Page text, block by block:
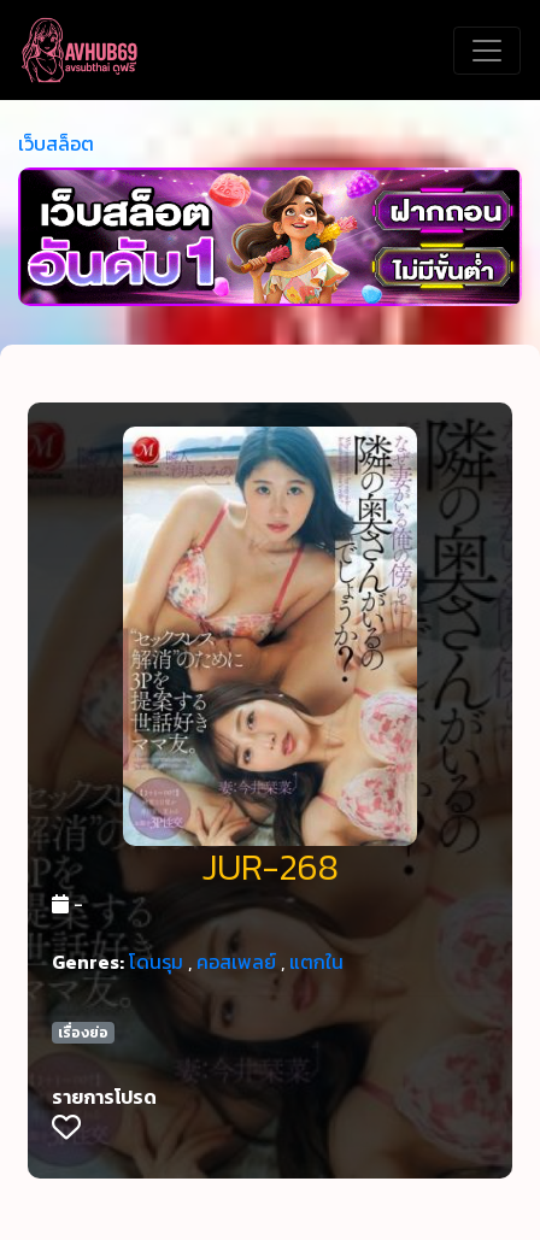
เว็บสล็อต
JUR-268
-
Genres:โดนรุม , คอสเพลย์ , แตกใน
เรื่องย่อ
รายการโปรด